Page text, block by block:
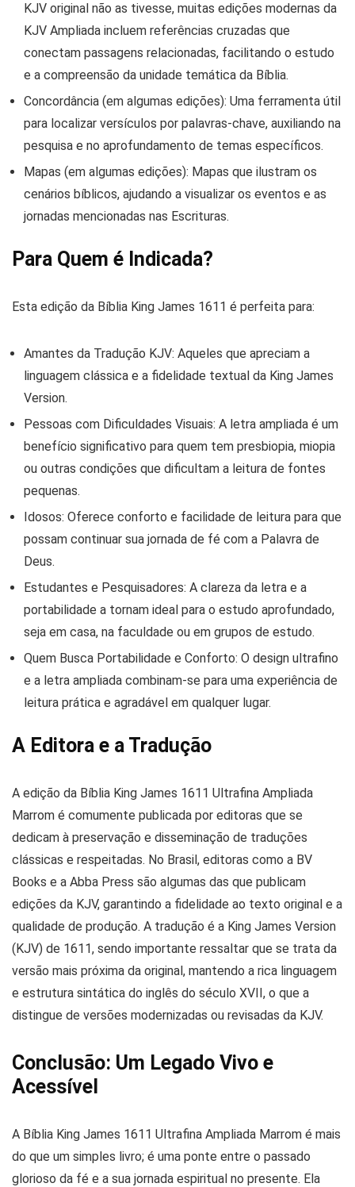
KJV original não as tivesse, muitas edições modernas da
KJV Ampliada incluem referências cruzadas que
conectam passagens relacionadas, facilitando o estudo
e a compreensão da unidade temática da Bíblia.
Concordância (em algumas edições): Uma ferramenta útil
para localizar versículos por palavras-chave, auxiliando na
pesquisa e no aprofundamento de temas específicos.
Mapas (em algumas edições): Mapas que ilustram os
cenários bíblicos, ajudando a visualizar os eventos e as
jornadas mencionadas nas Escrituras.
Para Quem é Indicada?
Esta edição da Bíblia King James 1611 é perfeita para:
Amantes da Tradução KJV: Aqueles que apreciam a
linguagem clássica e a fidelidade textual da King James
Version.
Pessoas com Dificuldades Visuais: A letra ampliada é um
benefício significativo para quem tem presbiopia, miopia
ou outras condições que dificultam a leitura de fontes
pequenas.
Idosos: Oferece conforto e facilidade de leitura para que
possam continuar sua jornada de fé com a Palavra de
Deus.
Estudantes e Pesquisadores: A clareza da letra e a
portabilidade a tornam ideal para o estudo aprofundado,
seja em casa, na faculdade ou em grupos de estudo.
Quem Busca Portabilidade e Conforto: O design ultrafino
e a letra ampliada combinam-se para uma experiência de
leitura prática e agradável em qualquer lugar.
A Editora e a Tradução
A edição da Bíblia King James 1611 Ultrafina Ampliada
Marrom é comumente publicada por editoras que se
dedicam à preservação e disseminação de traduções
clássicas e respeitadas. No Brasil, editoras como a BV
Books e a Abba Press são algumas das que publicam
edições da KJV, garantindo a fidelidade ao texto original e a
qualidade de produção. A tradução é a King James Version
(KJV) de 1611, sendo importante ressaltar que se trata da
versão mais próxima da original, mantendo a rica linguagem
e estrutura sintática do inglês do século XVII, o que a
distingue de versões modernizadas ou revisadas da KJV.
Conclusão: Um Legado Vivo e
Acessível
A Bíblia King James 1611 Ultrafina Ampliada Marrom é mais
do que um simples livro; é uma ponte entre o passado
glorioso da fé e a sua jornada espiritual no presente. Ela